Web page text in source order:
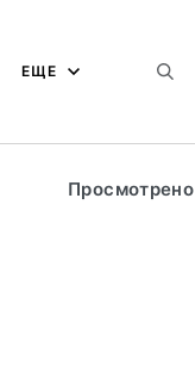
ЕЩЕ
Просмотрено